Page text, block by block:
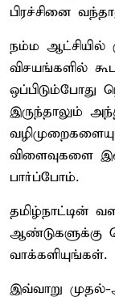
பிரச்சினை
நம்ம ஆட்சியில்
விசயங்களில்
இருந்தாலும்
விளைவுகளை
பார்ப்போம்.
தமிழ்நாட்டின்
ஆண்டுகளுக்கு
வாக்களியுங்கள்.
இவ்வாறு